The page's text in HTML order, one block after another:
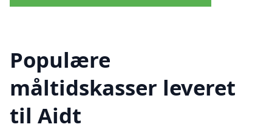
Populære
måltidskasser leveret
til Aidt